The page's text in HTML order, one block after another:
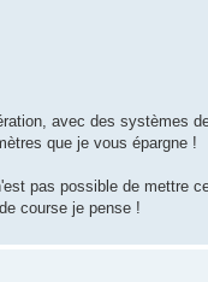
avec des systèmes
que je vous épargne !
pas possible de mettre
course je pense !